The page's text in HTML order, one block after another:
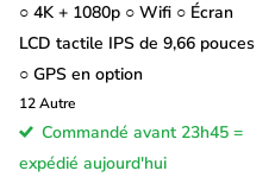
○ 4K + 1080p ○ Wifi ○ Écran
LCD tactile IPS de 9,66 pouces
○ GPS en option
12Autre
Commandé avant 23h45 =
expédié aujourd'hui